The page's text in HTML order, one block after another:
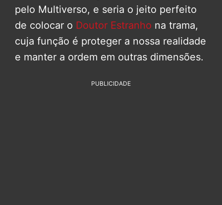
pelo Multiverso, e seria o jeito perfeito
de colocar o Doutor Estranho na trama,
cuja função é proteger a nossa realidade
e manter a ordem em outras dimensões.
PUBLICIDADE